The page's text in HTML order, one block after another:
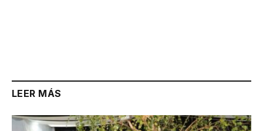
LEER MÁS